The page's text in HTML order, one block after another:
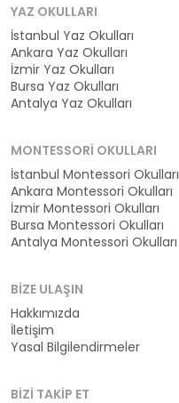
YAZ OKULLARI
İstanbul Yaz Okulları
Ankara Yaz Okulları
İzmir Yaz Okulları
Bursa Yaz Okulları
Antalya Yaz Okulları
MONTESSORI OKULLARI
İstanbul Montessori Okulları
Ankara Montessori Okulları
İzmir Montessori Okulları
Bursa Montessori Okulları
Antalya Montessori Okulları
BIZE ULAŞIN
Hakkımızda
İletişim
Yasal Bilgilendirmeler
BIZI TAKIP ET